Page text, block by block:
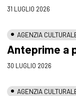
31 LUGLIO 2026
AGENZIA
Anteprime a
30 LUGLIO 2026
AGENZIA